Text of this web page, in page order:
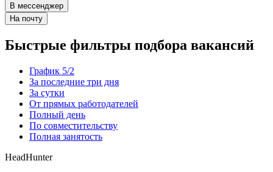
В мессенджер
На почту
Быстрые фильтры подбора вакансий
График 5/2
За последние три дня
За сутки
От прямых работодателей
Полный день
По совместительству
Полная занятость
HeadHunter